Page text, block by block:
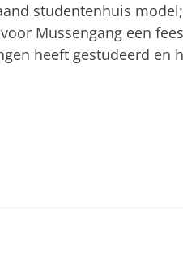
studentenhuis
Mussengang een
heeft gestudeerd en